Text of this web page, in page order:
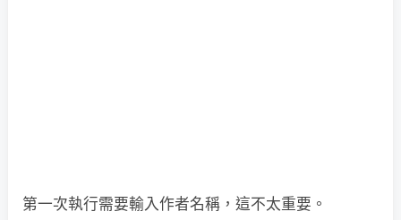
第一次執行需要輸入作者名稱，這不太重要。